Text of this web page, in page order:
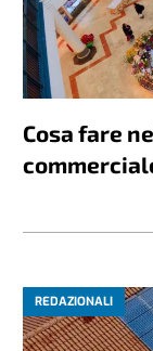
Cosa fare
REDAZIONALI